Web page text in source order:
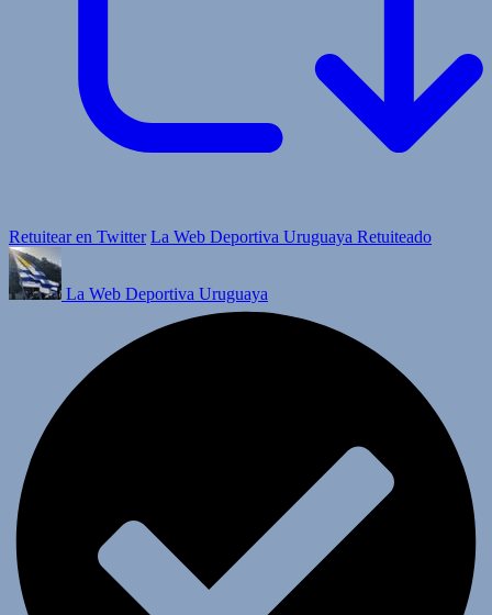
Retuitear en Twitter La Web Deportiva Uruguaya Retuiteado
La Web Deportiva Uruguaya